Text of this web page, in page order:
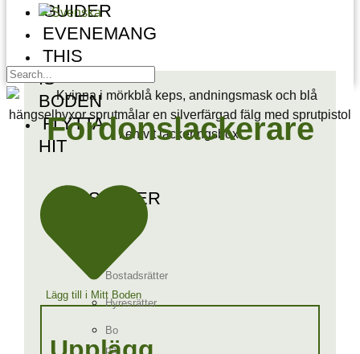
GUIDER
EVENEMANG
THIS
IS
BODEN
FLYTTA
HIT
BOSTÄDER
Bostadsrätter
Hyresrätter
Bo
på
Fordonslackerare
Lägg till i Mitt Boden